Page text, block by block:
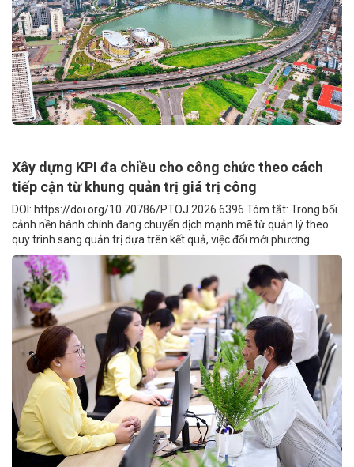
Xây dựng KPI đa chiều cho công chức theo cách
tiếp cận từ khung quản trị giá trị công
DOI: https://doi.org/10.70786/PTOJ.2026.6396 Tóm tắt: Trong bối
cảnh nền hành chính đang chuyển dịch mạnh mẽ từ quản lý theo
quy trình sang quản trị dựa trên kết quả, việc đổi mới phương...